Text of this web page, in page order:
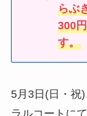
らぶ
300
す。
5月3日(日・祝